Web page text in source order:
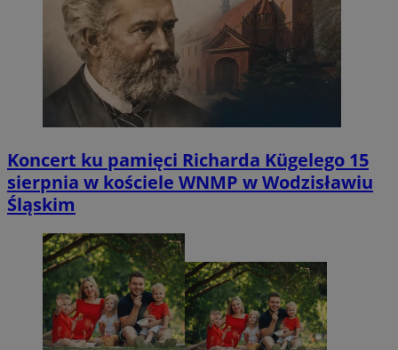
Koncert ku pamięci Richarda Kügelego 15
sierpnia w kościele WNMP w Wodzisławiu
Śląskim